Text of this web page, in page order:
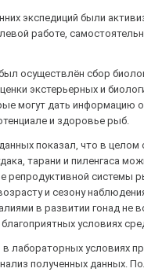
экспедиций были
работе,
осуществлён сбор
экстерьерных и
могут дать информацию о
и здоровье рыб.
показал, что в целом
тарани и пиленгаса
репродуктивной системы
и сезону
в развитии гонад не
условиях
лабораторных условиях
полученных данных.